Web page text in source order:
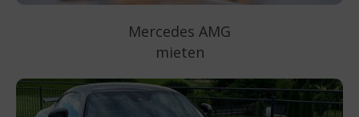
Mercedes AMG
mieten